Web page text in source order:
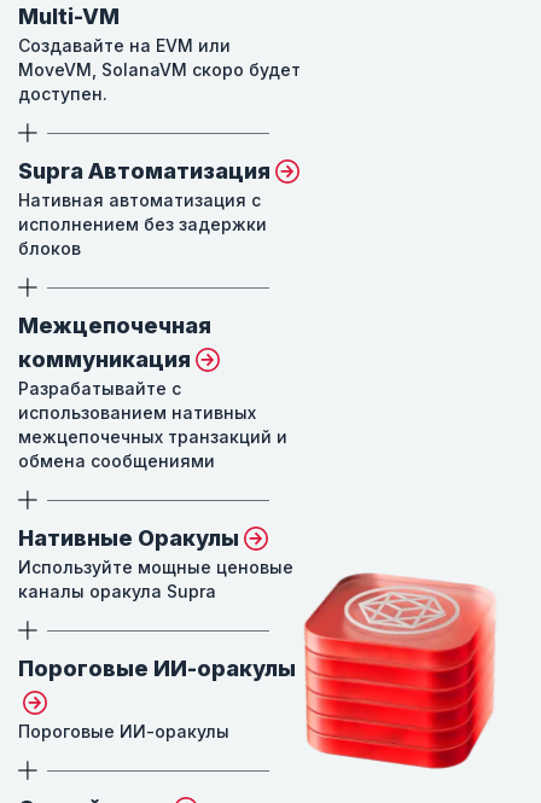
Multi-VM
Создавайте на EVM или
MoveVM, SolanaVM скоро будет
доступен.
Supra Автоматизация
Нативная автоматизация с
исполнением без задержки
блоков
Межцепочечная
коммуникация
Разрабатывайте с
использованием нативных
межцепочечных транзакций и
обмена сообщениями
Нативные Оракулы
Используйте мощные ценовые
каналы оракула Supra
Пороговые ИИ-оракулы
Пороговые ИИ-оракулы